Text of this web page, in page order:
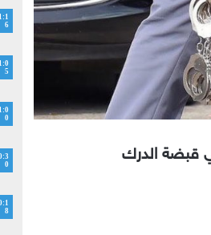
قبضة الدرك
6
5
0
0
8